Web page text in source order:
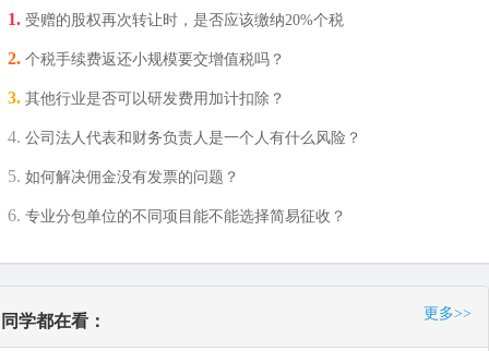
受赠的股权再次转让时，是否应该缴纳20%个税
个税手续费返还小规模要交增值税吗？
其他行业是否可以研发费用加计扣除？
公司法人代表和财务负责人是一个人有什么风险？
如何解决佣金没有发票的问题？
专业分包单位的不同项目能不能选择简易征收？
同学都在看： 更多>>